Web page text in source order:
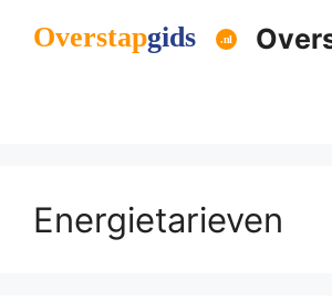
naar
Energietarieven